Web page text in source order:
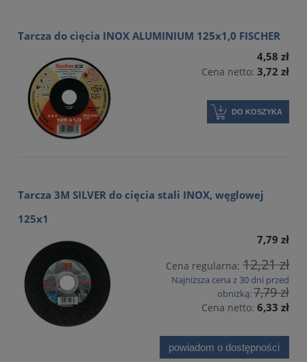
Tarcza do cięcia INOX ALUMINIUM 125x1,0 FISCHER
4,58 zł
Cena netto: 3,72 zł
DO KOSZYKA
Tarcza 3M SILVER do cięcia stali INOX, węglowej
125x1
7,79 zł
Cena regularna: 12,21 zł
Najniższa cena z 30 dni przed
obniżką:7,79 zł
Cena netto: 6,33 zł
powiadom o dostępności